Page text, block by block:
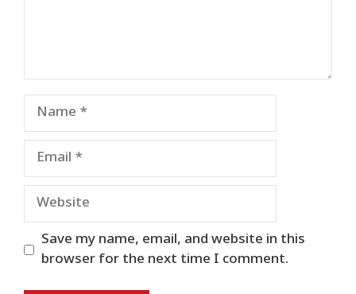
Name
Email
Website
Save my name, email, and website in this
browser for the next time I comment.